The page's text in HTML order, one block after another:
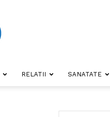
RELATII SANATATE